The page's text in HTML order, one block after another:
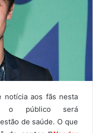
aos fãs nesta
o público será
de saúde. O que